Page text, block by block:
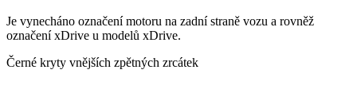
Je vynecháno označení motoru na zadní straně vozu a rovněž
označení xDrive u modelů xDrive.
Černé kryty vnějších zpětných zrcátek